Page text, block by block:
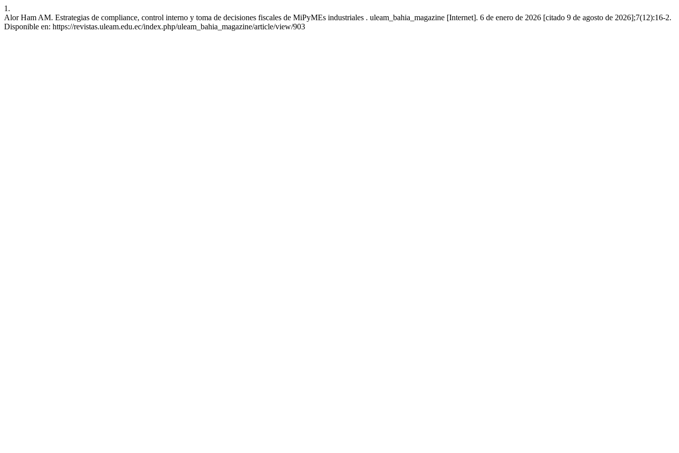
1.
Alor Ham AM. Estrategias de compliance, control interno y toma de decisiones fiscales de MiPyMEs industriales . uleam_bahia_magazine [Internet]. 6 de enero de 2026 [citado 9 de agosto de 2026];7(12):16-2.
Disponible en: https://revistas.uleam.edu.ec/index.php/uleam_bahia_magazine/article/view/903